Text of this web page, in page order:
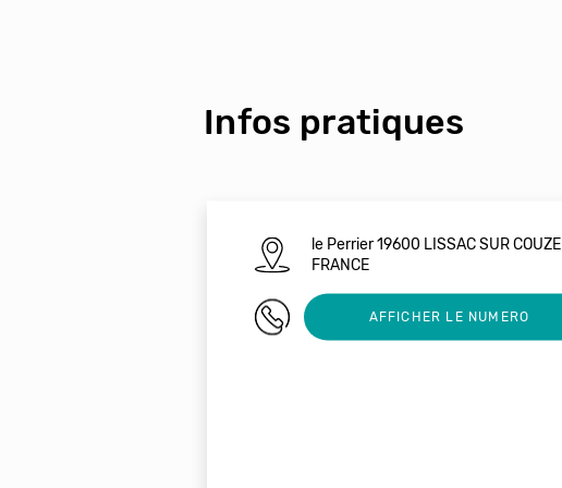
Infos pratiques
le Perrier 19600 LISSAC SUR COUZE
FRANCE
05 55 92 16 65AFFICHER LE NUMERO